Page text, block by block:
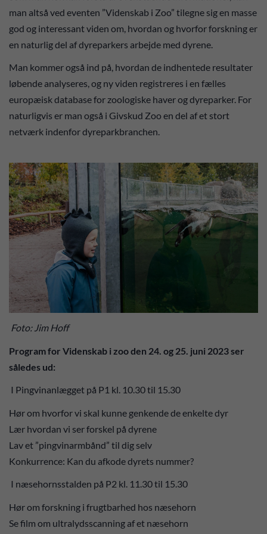
man altså ved eventen ”Videnskab i Zoo” tilegne sig en masse
god og interessant viden om, hvordan og hvorfor forskning er
en naturlig del af dyreparkers arbejde med dyrene.
Man kommer også ind på, hvordan de indhentede resultater
løbende analyseres, og ny viden registreres i en fælles
europæisk database for zoologiske haver og dyreparker. For
naturligvis er man også i Givskud Zoo en del af et stort
netværk indenfor dyreparkbranchen.
Foto: Jim Hoff
Program for Videnskab i zoo den 24. og 25. juni 2023 ser
således ud:
I Pingvinanlægget på P1 kl. 10.30 til 15.30
Hør om hvorfor vi skal kunne genkende de enkelte dyr
Lær hvordan vi ser forskel på dyrene
Lav et ”pingvinarmbånd” til dig selv
Konkurrence: Kan du afkode dyrets nummer?
I næsehornsstalden på P2 kl. 11.30 til 15.30
Hør om forskning i frugtbarhed hos næsehorn
Se film om ultralydsscanning af et næsehorn